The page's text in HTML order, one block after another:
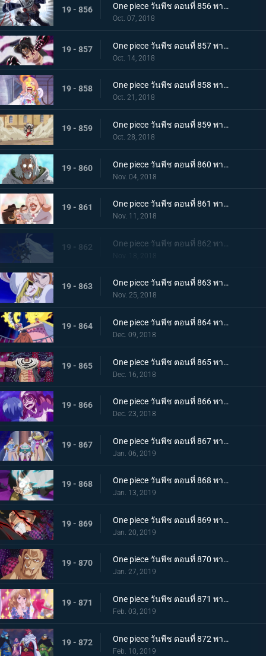
19 - 856 One piece วันพีช ตอนที่ 856 พากย์ไทย ความลับต้องห้าม! เมริเอนด้าของคาตาคุริ!
Oct. 07, 2018
19 - 857 One piece วันพีช ตอนที่ 857 พากย์ไทย การโต้กลับของลูฟี่! จุดอ่อนของคาตาคุริผู้ไร้เทียมทาน
Oct. 14, 2018
19 - 858 One piece วันพีช ตอนที่ 858 พากย์ไทย เข้าตาจนอีกครั้ง! เกียร์ 4 vs โดนัทไร้เทียมทาน!
Oct. 21, 2018
19 - 859 One piece วันพีช ตอนที่ 859 พากย์ไทย ชิฟฟ่อน! ผู้ต่อต้าน แผนการยิ่งใหญ่ในการลำเลียงเค้กของซันจิ
Oct. 28, 2018
19 - 860 One piece วันพีช ตอนที่ 860 พากย์ไทย วิถีลูกผู้ชาย! การตัดสินใจของกัปตันเบจและลูฟี่
Nov. 04, 2018
19 - 861 One piece วันพีช ตอนที่ 861 พากย์ไทย เค้กกำลังจม! ซันจิและเบจในศึกหนีตาย!
Nov. 11, 2018
19 - 862
Nov. 18, 2018
19 - 863 One piece วันพีช ตอนที่ 863 พากย์ไทย บุกทะลวงเข้าไป! สงครามทางทะเลครั้งใหญ่ของพวกหมวกฟาง
Nov. 25, 2018
19 - 864 One piece วันพีช ตอนที่ 864 พากย์ไทย การปะทะกันระหว่าง! สี่จักรพรรดิ ปะทะ พวกหมวกฟาง!
Dec. 09, 2018
19 - 865 One piece วันพีช ตอนที่ 865 พากย์ไทย เคล็ดลับวิชาจากเรย์ลี่! การพลิกเกมการต่อสู้กับคาตาคุริได้เริ่มขึ้นแล้ว
Dec. 16, 2018
19 - 866 One piece วันพีช ตอนที่ 866 พากย์ไทย ในที่สุดก็กลับมา! ซันจิ ชายผู้หยุดสี่จักรพรรดิ
Dec. 23, 2018
19 - 867 One piece วันพีช ตอนที่ 867 พากย์ไทย ศัตรูในเงามืด! นักลอบสังหารจู่โจมลูฟี่!
Jan. 06, 2019
19 - 868 One piece วันพีช ตอนที่ 868 พากย์ไทย การตัดสินใจของลูกผู้ชาย เดิมพันครั้งใหญ๋ที่แลกด้วยชีวิต
Jan. 13, 2019
19 - 869 One piece วันพีช ตอนที่ 869 พากย์ไทย จงตื่นขึ้นมา! ฮาคิสังเกตการณ์ สู่สุดยอดความแข็งแกร่ง!
Jan. 20, 2019
19 - 870 One piece วันพีช ตอนที่ 870 พากย์ไทย หมัดความเร็วสุดยอด! เกียร์ 4 ใหม่เริ่มทำงาน
Jan. 27, 2019
19 - 871 One piece วันพีช ตอนที่ 871 พากย์ไทย ศึกบทสรุป! การต่อสู้แห่งศักดิ์ศรีกับคาตาคุริ!
Feb. 03, 2019
19 - 872 One piece วันพีช ตอนที่ 872 พากย์ไทย เข้าตาจน! กำแพงเหล็กล้อมกรอบลูฟี่!
Feb. 10, 2019